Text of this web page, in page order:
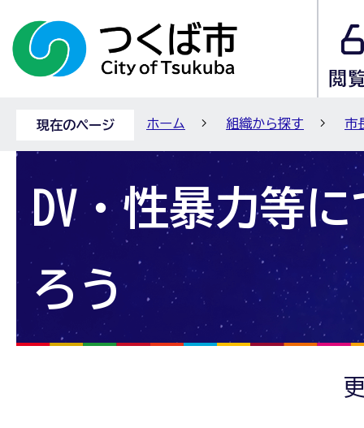
現在のページ ホーム 組織から探す 市
DV・性暴力等
ろう